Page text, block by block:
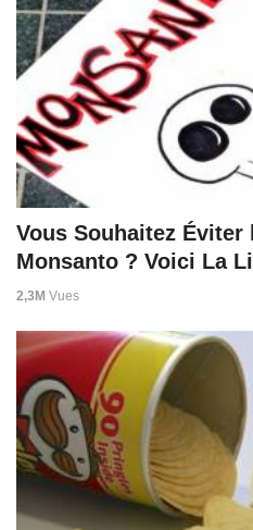
Vous Souhaitez Éviter
Monsanto ? Voici La
2,3M Vues